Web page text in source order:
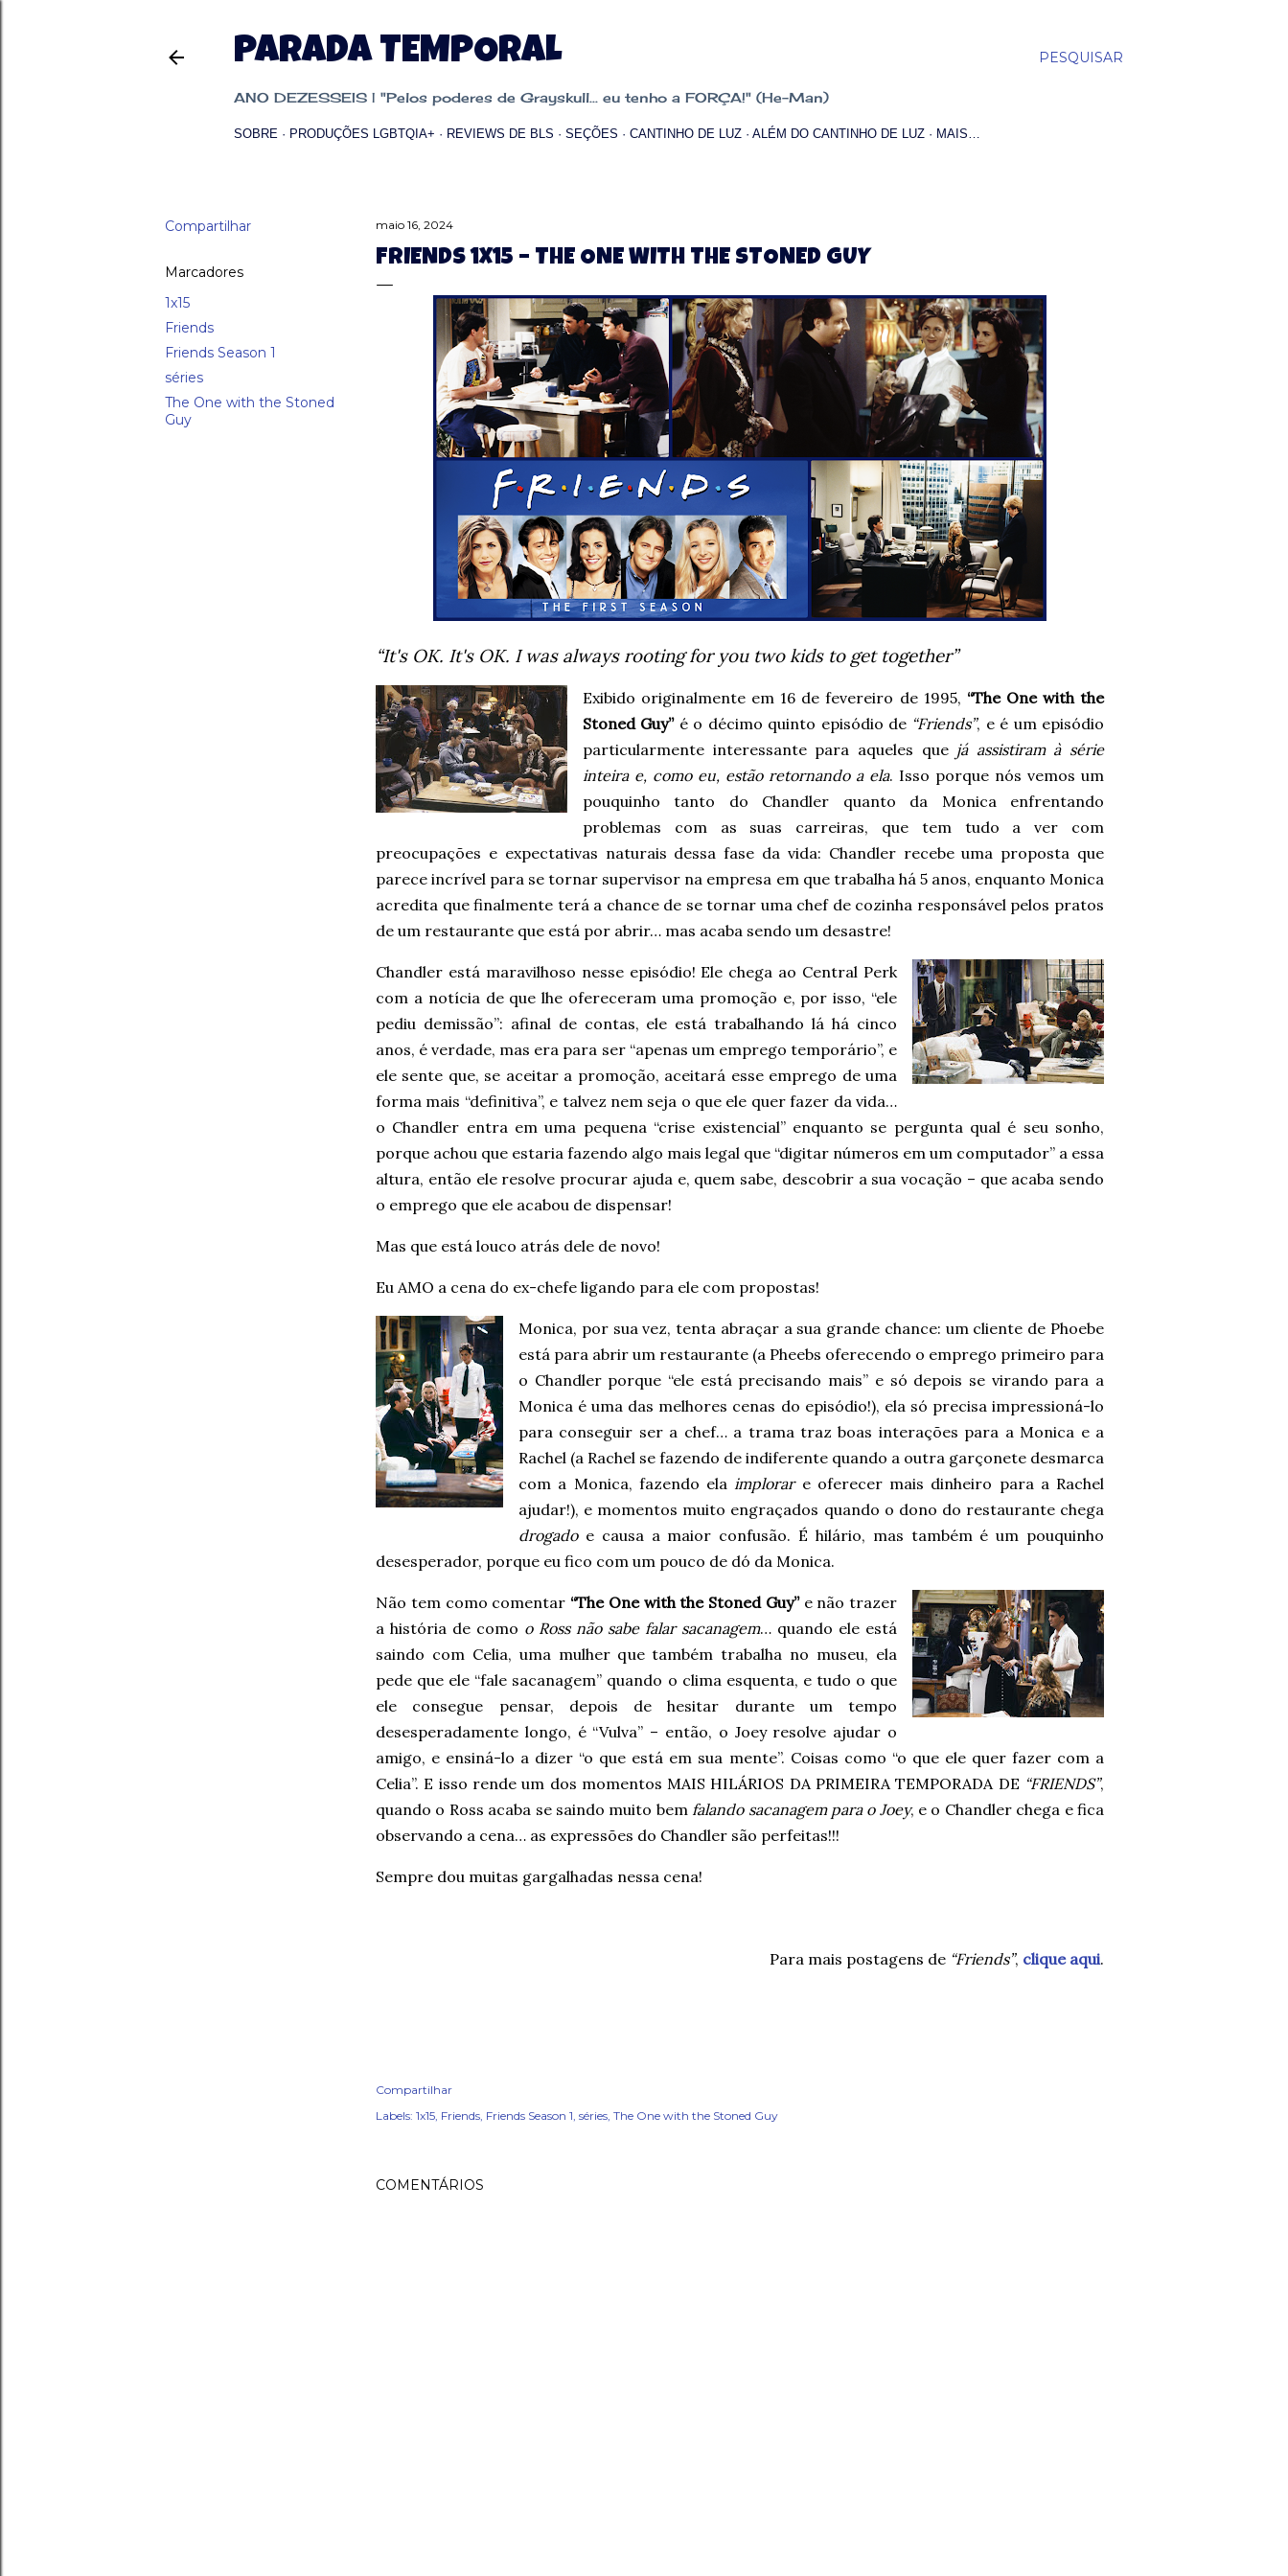
PESQUISAR
PARADA TEMPORAL
ANO DEZESSEIS | "Pelos poderes de Grayskull... eu tenho a FORÇA!" (He-Man)
SOBRE PRODUÇÕES LGBTQIA+ REVIEWS DE BLS SEÇÕES CANTINHO DE LUZ ALÉM DO CANTINHO DE LUZ MAIS…
Compartilhar
Marcadores
1x15
Friends
Friends Season 1
séries
The One with the Stoned
Guy
maio 16, 2024
FRIENDS 1X15 – THE ONE WITH THE STONED GUY
“It's OK. It's OK. I was always rooting for you two kids to get together”
Exibido originalmente em 16 de fevereiro de 1995, “The One with the
Stoned Guy”é o décimo quinto episódio de “Friends”, e é um episódio
particularmente interessante para aqueles que já assistiram à série
inteira e, como eu, estão retornando a ela. Isso porque nós vemos um
pouquinho tanto do Chandler quanto da Monica enfrentando
problemas com as suas carreiras, que tem tudo a ver com
preocupações e expectativas naturais dessa fase da vida: Chandler recebe uma proposta que
parece incrível para se tornar supervisor na empresa em que trabalha há 5 anos, enquanto Monica
acredita que finalmente terá a chance de se tornar uma chef de cozinha responsável pelos pratos
de um restaurante que está por abrir… mas acaba sendo um desastre!
Chandler está maravilhoso nesse episódio! Ele chega ao Central Perk
com a notícia de que lhe ofereceram uma promoção e, por isso, “ele
pediu demissão”: afinal de contas, ele está trabalhando lá há cinco
anos, é verdade, mas era para ser “apenas um emprego temporário”, e
ele sente que, se aceitar a promoção, aceitará esse emprego de uma
forma mais “definitiva”, e talvez nem seja o que ele quer fazer da vida…
o Chandler entra em uma pequena “crise existencial” enquanto se pergunta qual é seu sonho,
porque achou que estaria fazendo algo mais legal que “digitar números em um computador” a essa
altura, então ele resolve procurar ajuda e, quem sabe, descobrir a sua vocação – que acaba sendo
o emprego que ele acabou de dispensar!
Mas que está louco atrás dele de novo!
Eu AMO a cena do ex-chefe ligando para ele com propostas!
Monica, por sua vez, tenta abraçar a sua grande chance: um cliente de Phoebe
está para abrir um restaurante (a Pheebs oferecendo o emprego primeiro para
o Chandler porque “ele está precisando mais” e só depois se virando para a
Monica é uma das melhores cenas do episódio!), ela só precisa impressioná-lo
para conseguir ser a chef… a trama traz boas interações para a Monica e a
Rachel (a Rachel se fazendo de indiferente quando a outra garçonete desmarca
com a Monica, fazendo elaimplorare oferecer mais dinheiro para a Rachel
ajudar!), e momentos muito engraçados quando o dono do restaurante chega
drogadoe causa a maior confusão. É hilário, mas também é um pouquinho
desesperador, porque eu fico com um pouco de dó da Monica.
Não tem como comentar “The One with the Stoned Guy”e não trazer
a história de como o Ross não sabe falar sacanagem… quando ele está
saindo com Celia, uma mulher que também trabalha no museu, ela
pede que ele “fale sacanagem” quando o clima esquenta, e tudo o que
ele consegue pensar, depois de hesitar durante um tempo
desesperadamente longo, é “Vulva” – então, o Joey resolve ajudar o
amigo, e ensiná-lo a dizer “o que está em sua mente”. Coisas como “o que ele quer fazer com a
Celia”. E isso rende um dos momentos MAIS HILÁRIOS DA PRIMEIRA TEMPORADA DE “FRIENDS”,
quando o Ross acaba se saindo muito bem falando sacanagem para o Joey, e o Chandler chega e fica
observando a cena… as expressões do Chandler são perfeitas!!!
Sempre dou muitas gargalhadas nessa cena!
Para mais postagens de “Friends”, clique aqui.
Compartilhar
Labels: 1x15 Friends Friends Season 1 séries The One with the Stoned Guy
COMENTÁRIOS